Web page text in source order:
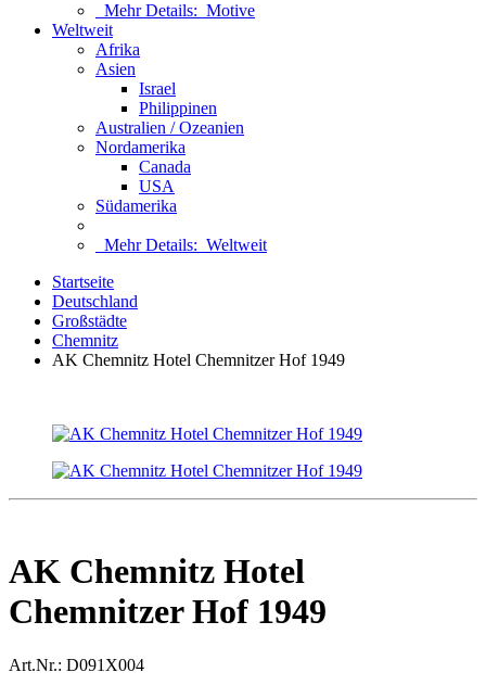
Mehr Details: Motive
Weltweit
Afrika
Asien
Israel
Philippinen
Australien / Ozeanien
Nordamerika
Canada
USA
Südamerika
Mehr Details: Weltweit
Startseite
Deutschland
Großstädte
Chemnitz
AK Chemnitz Hotel Chemnitzer Hof 1949
AK Chemnitz Hotel
Chemnitzer Hof 1949
Art.Nr.: D091X004